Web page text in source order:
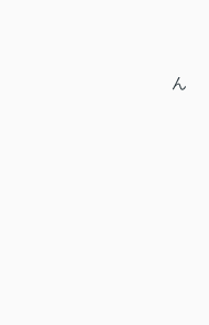
ん